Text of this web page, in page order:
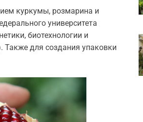
куркумы, розмарина и
университета
биотехнологии и
для создания упаковки